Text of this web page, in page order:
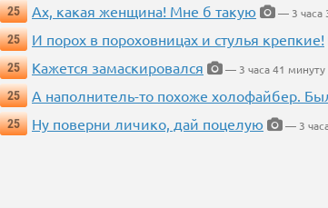
25
Ах, какая женщина! Мне б такую
— 3 часа
25
И порох в пороховницах и стулья крепкие!
25
Кажется замаскировался
— 3 часа 41 минуту
25
А наполнитель-то похоже холофайбер.
25
Ну поверни личико, дай поцелую — 3